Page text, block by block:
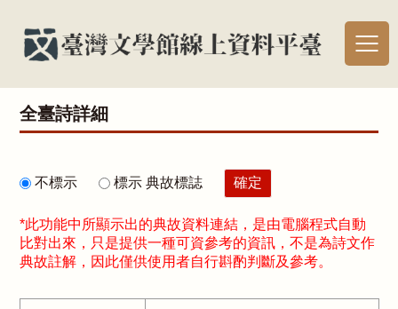
全臺詩詳細
不標示 標示 典故標誌
*此功能中所顯示出的典故資料連結，是由電腦程式自動
比對出來，只是提供一種可資參考的資訊，不是為詩文作
典故註解，因此僅供使用者自行斟酌判斷及參考。